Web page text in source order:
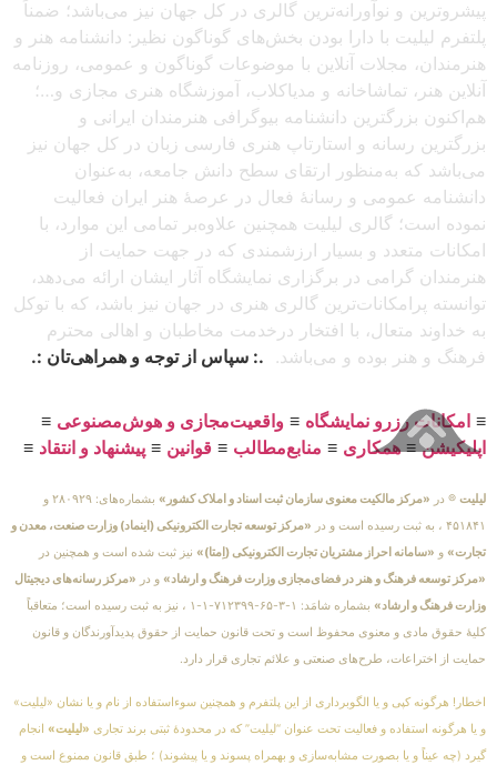
پیشروترین و نوآورانه‌ترین گالری در کل جهان نیز می‌باشد؛ ضمناً
پلتفرم لیلیت با دارا بودن بخش‌های گوناگون نظیر: دانشنامه هنر و
هنرمندان، مجلات آنلاین با موضوعات گوناگون و عمومی، روزنامه
آنلاین هنر، تماشاخانه و مدیاکلاب، آموزشگاه هنری مجازی و…؛
هم‌اکنون بزرگترین دانشنامه بیوگرافی هنرمندان ایرانی و
بزرگترین رسانه و استارتاپ هنری فارسی زبان در کل جهان نیز
می‌باشد که به‌منظور ارتقای سطح دانش جامعه، به‌عنوان
دانشنامه عمومی و رسانهٔ فعال در عرصهٔ هنر ایران فعالیت
نموده است؛ گالری لیلیت همچنین علاوه‌بر تمامی این موارد، با
امکانات متعدد و بسیار ارزشمندی که در جهت حمایت از
هنرمندان گرامی در برگزاری نمایشگاه آثار ایشان ارائه می‌دهد،
توانسته پرامکانات‌ترین گالری هنری در جهان نیز باشد، که با توکل
به خداوند متعال، با افتخار درخدمت مخاطبان و اهالی محترم
فرهنگ و هنر بوده و می‌باشد. .: سپاس از توجه و همراهی‌تان :.
≡ امکانات رزرو نمایشگاه ≡ واقعیت‌مجازی و هوش‌مصنوعی ≡
اپلیکیشن≡همکاری ≡ منابع‌مطالب ≡ قوانین ≡ پیشنهاد و انتقاد ≡
لیلیت ® در «مرکز مالکیت معنوی سازمان ثبت اسناد و املاک کشور»
بشماره‌های: ۲۸۰۹۲۹ و
۴۵۱۸۴۱ ، به ثبت رسیده است و در
«مرکز توسعه تجارت الکترونیکی (اینماد) وزارت صنعت، معدن و
تجارت» و «سامانه احراز مشتریان تجارت الکترونیکی (اِمتا)» نیز ثبت شده است و همچنین در
«مرکز توسعه فرهنگ و هنر در فضای‌مجازی وزارت فرهنگ و ارشاد» و در «مرکز رسانه‌های دیجیتال
وزارت فرهنگ و ارشاد»
بشماره شامَد: ۱-۳-۶۵-۷۱۲۳۹۹-۱-۱ ، نیز به ثبت رسیده است؛ متعاقباً
کلیهٔ حقوق مادی و معنوی محفوظ است و تحت قانون حمایت از حقوق پدیدآورندگان و قانون
حمایت از اختراعات، طرح‌های صنعتی و علائم تجاری قرار دارد.
اخطار! هرگونه کپی و یا الگوبرداری از این پلتفرم و همچنین سوءاستفاده از نام و یا نشان «لیلیت»
و یا هرگونه استفاده و فعالیت تحت عنوان “لیلیت” که در محدودهٔ ثبتی برند تجاری «لیلیت» انجام
گیرد (چه عیناً و یا بصورت مشابه‌سازی و بهمراه پسوند و یا پیشوند) ؛ طبق قانون ممنوع است و